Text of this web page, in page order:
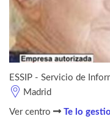
ESSIP - Servicio de
Madrid
Ver centro Te lo